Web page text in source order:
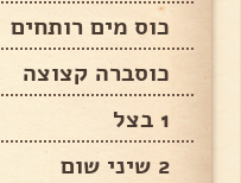
כוס מים רותחים
כוסברה קצוצה
1 בצל
2 שיני שום